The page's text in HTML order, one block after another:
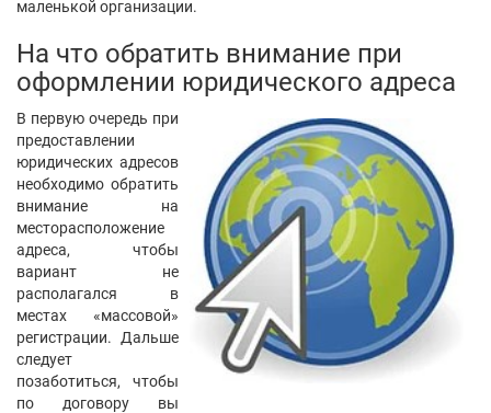
маленькой организации.
На что обратить внимание при
оформлении юридического адреса
В первую очередь при
предоставлении
юридических адресов
необходимо обратить
внимание на
месторасположение
адреса, чтобы
вариант не
располагался в
местах «массовой»
регистрации. Дальше
следует
позаботиться, чтобы
по договору вы